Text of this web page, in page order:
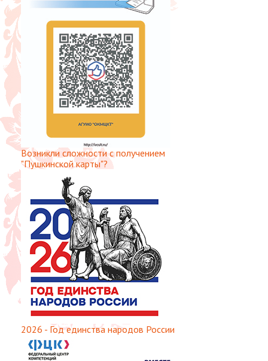
Возникли сложности с получением
"Пушкинской карты"?
2026 - Год единства народов России